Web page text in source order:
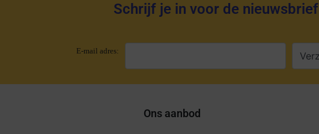
Schrijf je in voor de nieuwsbrief
E-mail adres:
Ons aanbod